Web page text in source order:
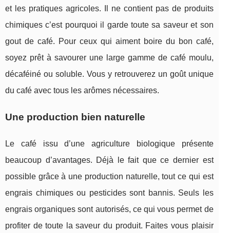
et les pratiques agricoles. Il ne contient pas de produits
chimiques c’est pourquoi il garde toute sa saveur et son
gout de café. Pour ceux qui aiment boire du bon café,
soyez prêt à savourer une large gamme de café moulu,
décaféiné ou soluble. Vous y retrouverez un goût unique
du café avec tous les arômes nécessaires.
Une production bien naturelle
Le café issu d’une agriculture biologique présente
beaucoup d’avantages. Déjà le fait que ce dernier est
possible grâce à une production naturelle, tout ce qui est
engrais chimiques ou pesticides sont bannis. Seuls les
engrais organiques sont autorisés, ce qui vous permet de
profiter de toute la saveur du produit. Faites vous plaisir